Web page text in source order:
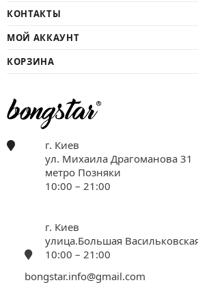
КОНТАКТЫ
МОЙ АККАУНТ
КОРЗИНА
г. Киев
ул. Михаила Драгоманова 31
метро Позняки
10:00 – 21:00
г. Киев
улица.Большая
10:00 – 21:00
bongstar.info@gmail.com